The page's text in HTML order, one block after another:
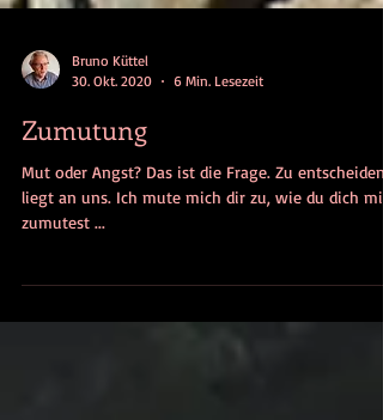
Bruno Küttel
30. Okt. 2020
6 Min. Lesezeit
Zumutung
liegt an uns. Ich mute mich dir zu, wie du dich mir